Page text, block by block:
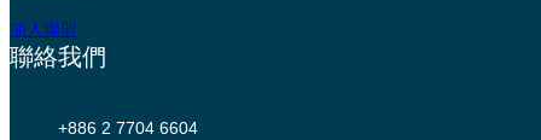
加入聯盟
聯絡我們
+886 2 7704 6604